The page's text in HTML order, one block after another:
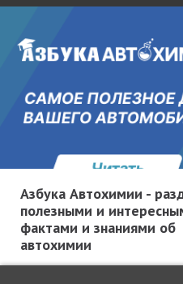
Азбука Автохимии -
полезными и
фактами и знаниями об
автохимии
Сетевое издание «Kolesa.ru»,
службой по надзору в сфере
массовых коммуникаций,
Любое использование
www.kolesa.ru, допускается
правообладателя. Учредитель
редактор Баландин М.А. 0+
Политика конфиденциальности